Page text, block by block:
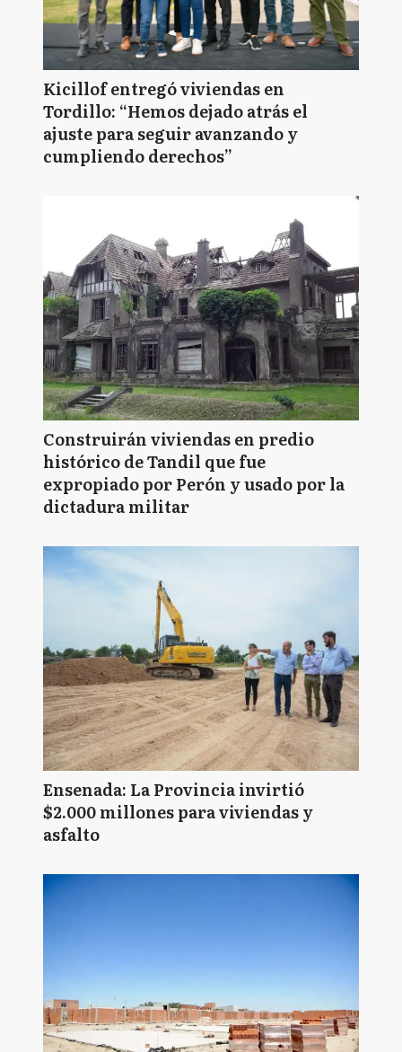
Kicillof entregó viviendas en
Tordillo: “Hemos dejado atrás el
ajuste para seguir avanzando y
cumpliendo derechos”
Construirán viviendas en predio
histórico de Tandil que fue
expropiado por Perón y usado por la
dictadura militar
Ensenada: La Provincia invirtió
$2.000 millones para viviendas y
asfalto